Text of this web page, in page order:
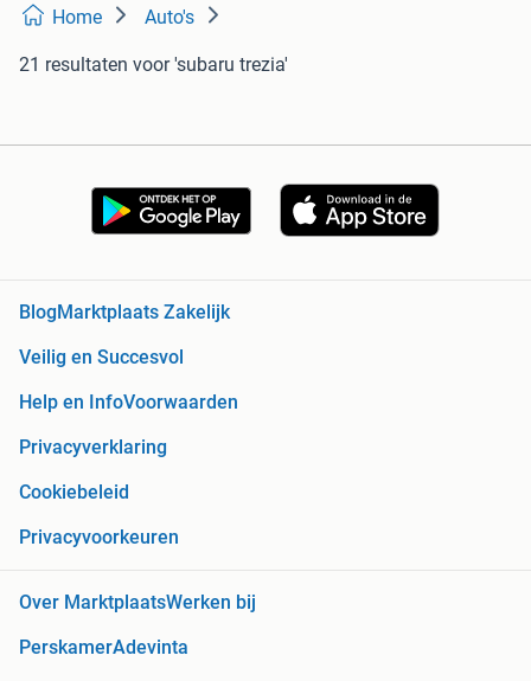
Home Auto's
21 resultaten voor 'subaru trezia'
BlogMarktplaats Zakelijk
Veilig en Succesvol
Help en InfoVoorwaarden
Privacyverklaring
Cookiebeleid
Privacyvoorkeuren
Over MarktplaatsWerken bij
PerskamerAdevinta